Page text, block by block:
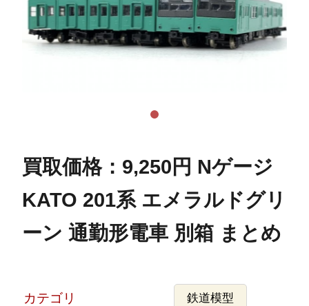
買取価格：9,250円 Nゲージ
KATO 201系 エメラルドグリ
ーン 通勤形電車 別箱 まとめ
カテゴリ 鉄道模型